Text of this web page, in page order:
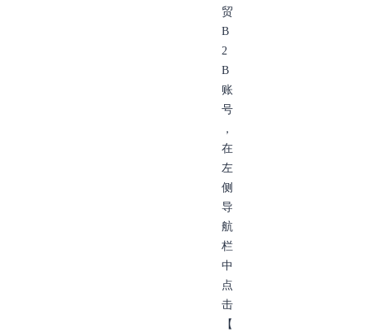
贸
B
2
B
账
号
，
在
左
侧
导
航
栏
中
点
击
【